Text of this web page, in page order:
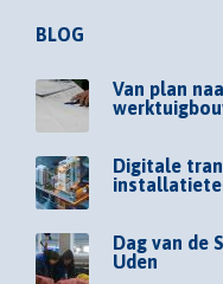
BLOG
Van plan
Digitale
Dag van de
Uden